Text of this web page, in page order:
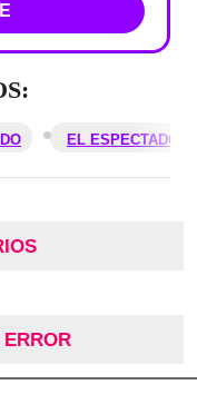
EL ESPECTADOR
ERROR